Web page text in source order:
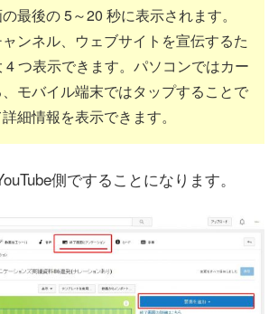
最後の 5～20 秒に表示されます。
ンネル、ウェブサイトを宣伝するた
4 つ表示できます。パソコンではカー
モバイル端末ではタップすることで
細情報を表示できます。
側ですることになります。